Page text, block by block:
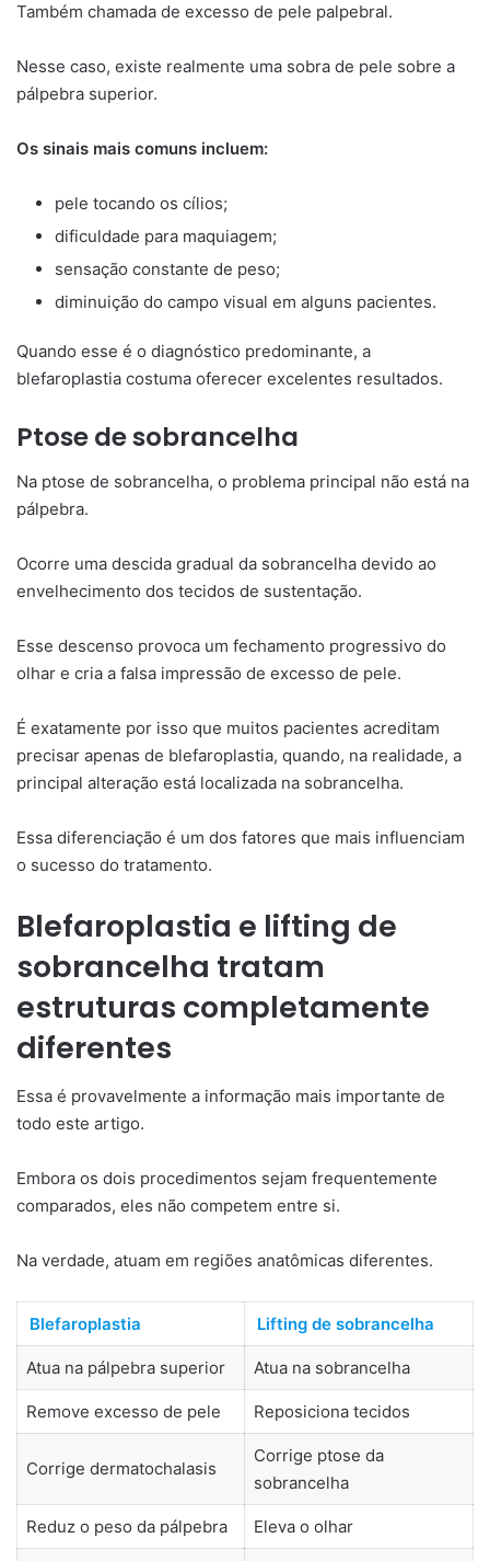
Também chamada de excesso de pele palpebral.
Nesse caso, existe realmente uma sobra de pele sobre a
pálpebra superior.
Os sinais mais comuns incluem:
pele tocando os cílios;
dificuldade para maquiagem;
sensação constante de peso;
diminuição do campo visual em alguns pacientes.
Quando esse é o diagnóstico predominante, a
blefaroplastia costuma oferecer excelentes resultados.
Ptose de sobrancelha
Na ptose de sobrancelha, o problema principal não está na
pálpebra.
Ocorre uma descida gradual da sobrancelha devido ao
envelhecimento dos tecidos de sustentação.
Esse descenso provoca um fechamento progressivo do
olhar e cria a falsa impressão de excesso de pele.
É exatamente por isso que muitos pacientes acreditam
precisar apenas de blefaroplastia, quando, na realidade, a
principal alteração está localizada na sobrancelha.
Essa diferenciação é um dos fatores que mais influenciam
o sucesso do tratamento.
Blefaroplastia e lifting de
sobrancelha tratam
estruturas completamente
diferentes
Essa é provavelmente a informação mais importante de
todo este artigo.
Embora os dois procedimentos sejam frequentemente
comparados, eles não competem entre si.
Na verdade, atuam em regiões anatômicas diferentes.
Blefaroplastia Lifting de sobrancelha
Atua na pálpebra superior Atua na sobrancelha
Remove excesso de pele Reposiciona tecidos
Corrige dermatochalasis
Corrige ptose da
sobrancelha
Reduz o peso da pálpebra Eleva o olhar